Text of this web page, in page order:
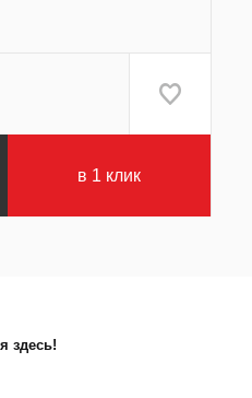
в 1 клик
здесь!